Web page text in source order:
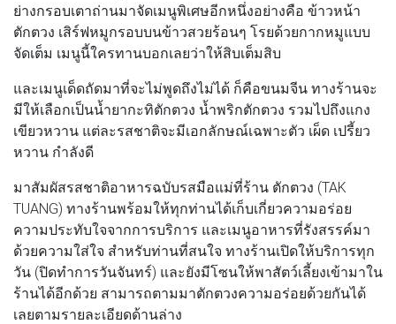
ย่างกรอบเตาถ่านมาจัดเมนูพิเศษอีกหนึ่งอย่างคือ ข้าวหน้า
ตักตวง เสิร์ฟหมูกรอบบนข้าวสวยร้อนๆ โรยด้วยกากหมูแบบ
จัดเต็ม เมนูนี้ใครทานบอกเลยว่าให้สิบเต็มสิบ
และเมนูเด็ดถัดมาที่จะไม่พูดถึงไม่ได้ ก็คือขนมจีน ทางร้านจะ
มีให้เลือกเป็นน้ำยากะทิตักตวง น้ำพริกตักตวง รวมไปถึงแกง
เขียวหวาน แต่ละรสชาติจะมีเอกลักษณ์เฉพาะตัว เผ็ด เปรี้ยว
หวาน กำลังดี
มาสัมผัสรสชาติอาหารฉบับรสมือแม่ที่ร้าน ตักตวง (TAK
TUANG) ทางร้านพร้อมให้ทุกท่านได้เก็บเกี่ยวความอร่อย
ความประทับใจจากการบริการ และเมนูอาหารที่รังสรรค์มา
ด้วยความใส่ใจ สำหรับท่านที่สนใจ ทางร้านเปิดให้บริการทุก
วัน (ปิดทำการวันจันทร์) และยังมีโซนให้พาสัตว์เลี้ยงเข้ามาใน
ร้านได้อีกด้วย สามารถตามมาตักตวงความอร่อยด้วยกันได้
เลยตามรายละเอียดด้านล่าง